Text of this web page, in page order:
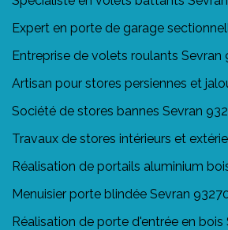
Expert en porte de garage
Entreprise de volets roulants Sevran
Artisan pour stores persiennes et
Société de stores bannes Sevran
Travaux de stores intérieurs et
Réalisation de portails aluminium
Menuisier porte blindée Sevran
Réalisation de porte d'entrée en bois